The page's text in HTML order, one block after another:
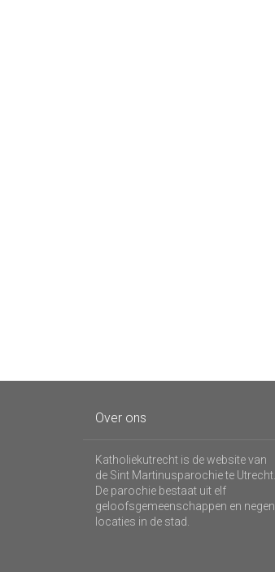
Over ons
Katholiekutrecht is de website van
de Sint Martinusparochie te Utrecht.
De parochie bestaat uit elf
geloofsgemeenschappen en negen
locaties in de stad.